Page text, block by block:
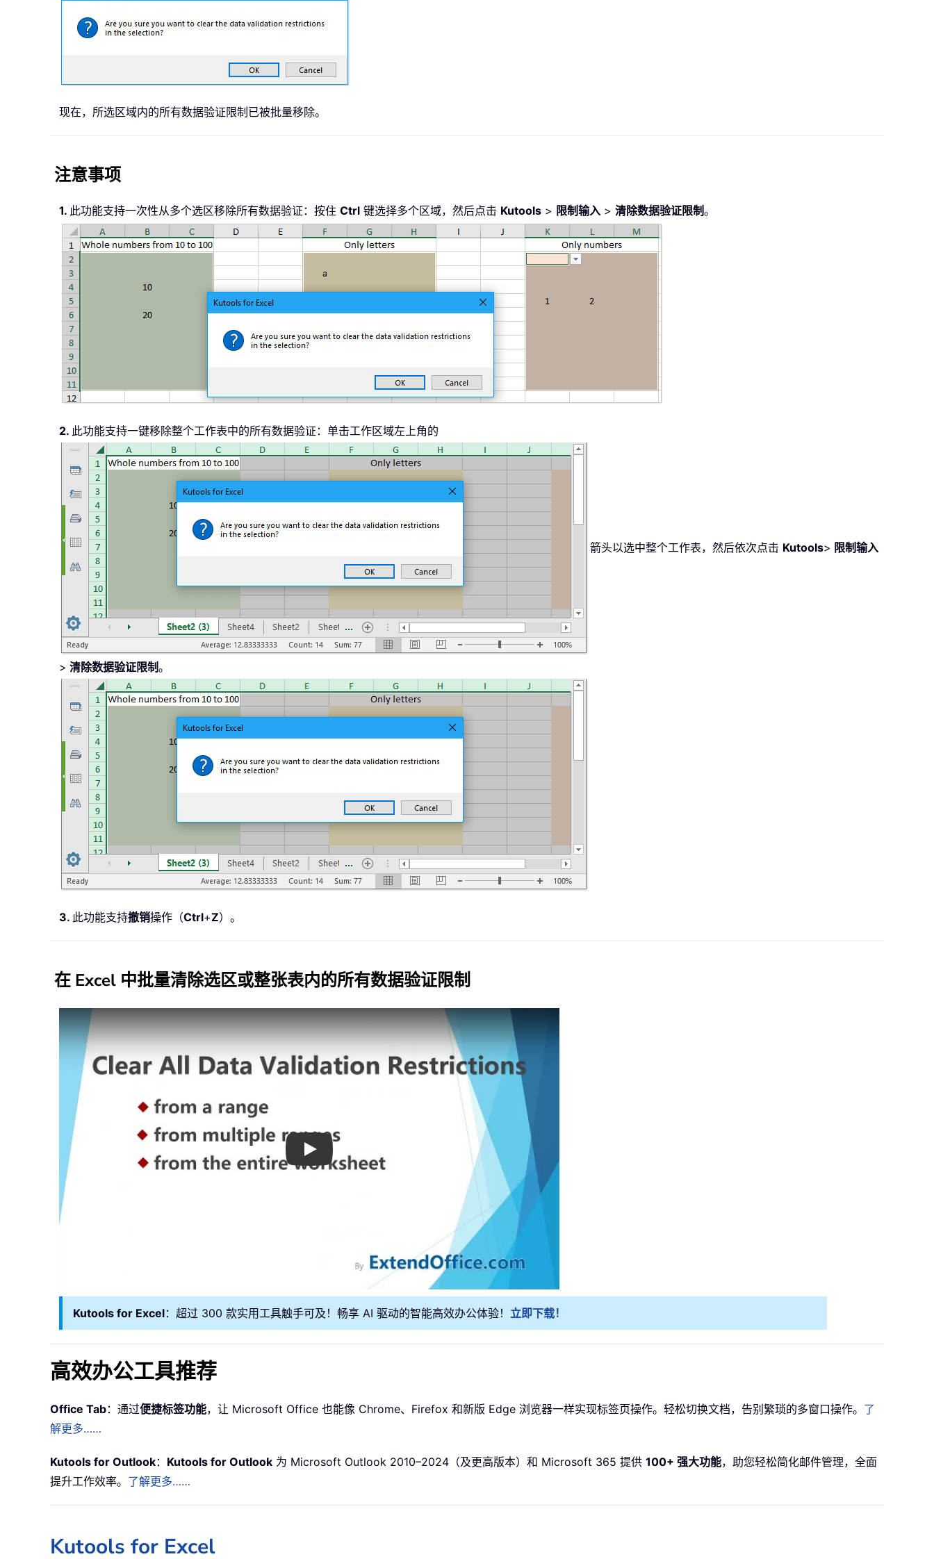
现在，所选区域内的所有数据验证限制已被批量移除。
注意事项
1. 此功能支持一次性从多个选区移除所有数据验证：按住 Ctrl 键选择多个区域，然后点击 Kutools > 限制输入 > 清除数据验证限制。
2. 此功能支持一键移除整个工作表中的所有数据验证：单击工作区域左上角的
箭头以选中整个工作表，然后依次点击 Kutools> 限制输入
> 清除数据验证限制。
3. 此功能支持撤销操作（Ctrl+Z）。
在 Excel 中批量清除选区或整张表内的所有数据验证限制
Play
Kutools for Excel：超过 300 款实用工具触手可及！畅享 AI 驱动的智能高效办公体验！ 立即下载！
高效办公工具推荐
Office Tab：通过便捷标签功能，让 Microsoft Office 也能像 Chrome、Firefox 和新版 Edge 浏览器一样实现标签页操作。轻松切换文档，告别繁琐的多窗口操作。 了
解更多……
Kutools for Outlook： Kutools for Outlook 为 Microsoft Outlook 2010–2024（及更高版本）和 Microsoft 365 提供 100+ 强大功能，助您轻松简化邮件管理，全面
提升工作效率。 了解更多……
Kutools for Excel